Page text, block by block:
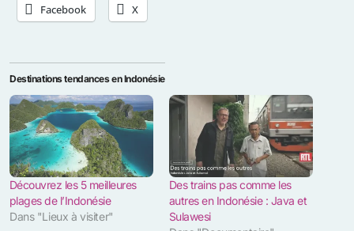
Facebook X
Destinations tendances en Indonésie
Découvrez les 5 meilleures
plages de l’Indonésie
Dans "Lieux à visiter"
Des trains pas comme les
autres en Indonésie : Java et
Sulawesi